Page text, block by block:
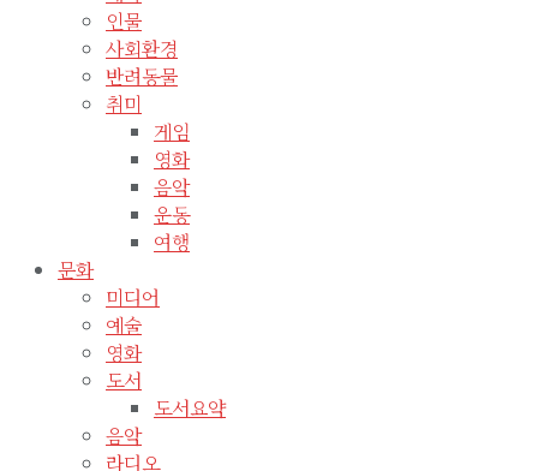
인물
사회환경
반려동물
취미
게임
영화
음악
운동
여행
문화
미디어
예술
영화
도서
도서요약
음악
라디오